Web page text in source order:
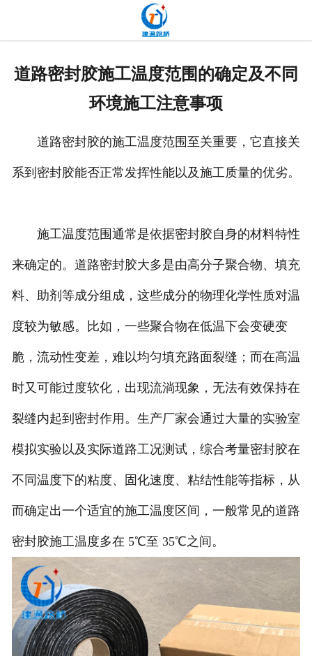
厂容厂貌
联系我们
道路密封胶施工温度范围的确定及不同
环境施工注意事项
道路密封胶的施工温度范围至关重要，它直接关
系到密封胶能否正常发挥性能以及施工质量的优劣。
施工温度范围通常是依据密封胶自身的材料特性
来确定的。道路密封胶大多是由高分子聚合物、填充
料、助剂等成分组成，这些成分的物理化学性质对温
度较为敏感。比如，一些聚合物在低温下会变硬变
脆，流动性变差，难以均匀填充路面裂缝；而在高温
时又可能过度软化，出现流淌现象，无法有效保持在
裂缝内起到密封作用。生产厂家会通过大量的实验室
模拟实验以及实际道路工况测试，综合考量密封胶在
不同温度下的粘度、固化速度、粘结性能等指标，从
而确定出一个适宜的施工温度区间，一般常见的道路
密封胶施工温度多在 5℃至 35℃之间。